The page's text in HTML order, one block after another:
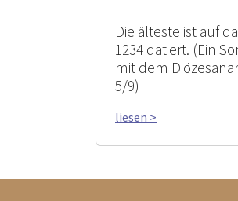
Die älteste ist auf
1234 datiert. (Ein
mit dem
5/9)
liesen >